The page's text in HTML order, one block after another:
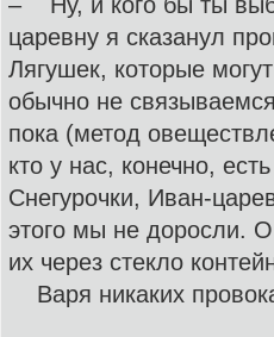
царевну я сказанул
Лягушек, которые
обычно не
пока (метод
кто у нас, конечно,
Снегурочки, Иван-
этого мы не доросли.
их через стекло
Варя никаких